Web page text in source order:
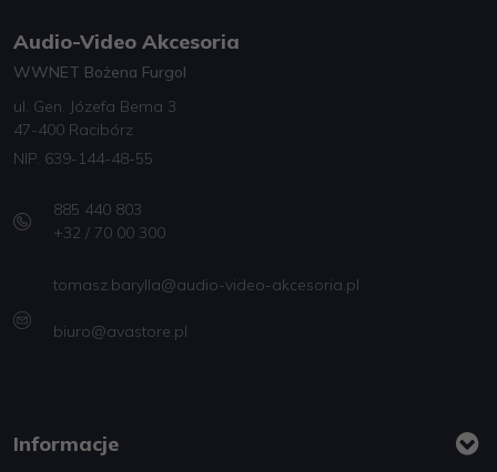
Audio-Video Akcesoria
WWNET Bożena Furgol
ul. Gen. Józefa Bema 3
47-400 Racibórz
NIP. 639-144-48-55
885 440 803
+32 / 70 00 300
tomasz.barylla@audio-video-akcesoria.pl
biuro@avastore.pl
Informacje